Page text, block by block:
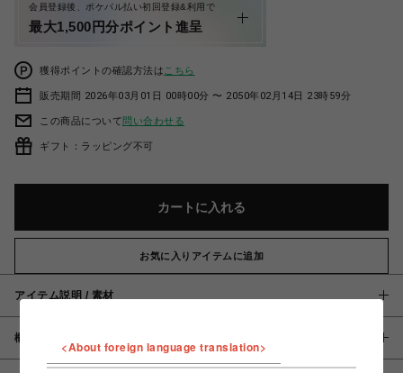
会員登録後、ポケパル払い初回登録&利用で
最大1,500円分ポイント進呈
獲得ポイントの確認方法は こちら
販売期間 2026年03月01日 00時00分 〜 2050年02月14日 23時59分
この商品について問い合わせる
ギフト：ラッピング不可
カートに入れる
お気に入りアイテムに追加
アイテム説明 / 素材
概要
<About foreign language translation>